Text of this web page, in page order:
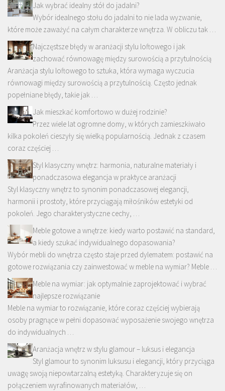
Jak wybrać idealny stół do jadalni?
Wybór idealnego stołu do jadalni to nie lada wyzwanie,
które może zaważyć na całym charakterze wnętrza. W obliczu tak …
Najczęstsze błędy w aranżacji stylu loftowego i jak
zachować równowagę między surowością a przytulnością
Aranżacja stylu loftowego to sztuka, która wymaga wyczucia
równowagi między surowością a przytulnością. Często jednak
popełniane błędy, takie jak …
Jak mieszkać komfortowo w dużej rodzinie?
Przez wiele lat ogromne domy, w których zamieszkiwało
kilka pokoleń cieszyły się wielką popularnością. Jednak z czasem
coraz częściej …
Styl klasyczny wnętrz: harmonia, naturalne materiały i
ponadczasowa elegancja w praktyce aranżacji
Styl klasyczny wnętrz to synonim ponadczasowej elegancji,
harmonii i prostoty, które przyciągają miłośników estetyki od
pokoleń. Jego charakterystyczne cechy, …
Meble gotowe a wnętrze: kiedy warto postawić na standard,
a kiedy szukać indywidualnego dopasowania?
Wybór mebli do wnętrza często staje przed dylematem: postawić na
gotowe rozwiązania czy zainwestować w meble na wymiar? Meble …
Meble na wymiar: jak optymalnie zaprojektować i wybrać
najlepsze rozwiązanie
Meble na wymiar to rozwiązanie, które coraz częściej wybierają
osoby pragnące w pełni dopasować wyposażenie swojego wnętrza
do indywidualnych …
Aranżacja wnętrz w stylu glamour – luksus i elegancja
Styl glamour to synonim luksusu i elegancji, który przyciąga
uwagę swoją niepowtarzalną estetyką. Charakteryzuje się on
połączeniem wyrafinowanych materiałów, …